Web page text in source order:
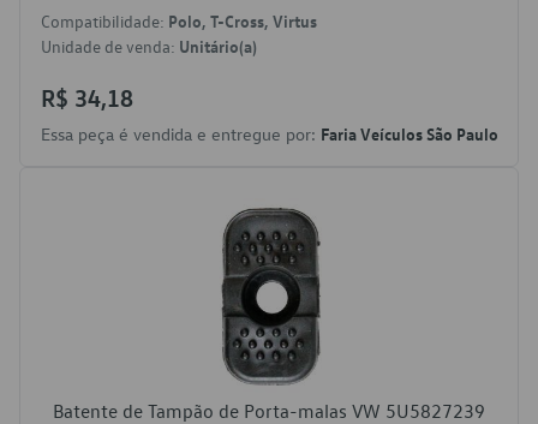
Compatibilidade: Polo, T-Cross, Virtus
Unidade de venda: Unitário(a)
R$ 34,18
Essa peça é vendida e entregue por: Faria Veículos São Paulo
Batente de Tampão de Porta-malas VW 5U5827239